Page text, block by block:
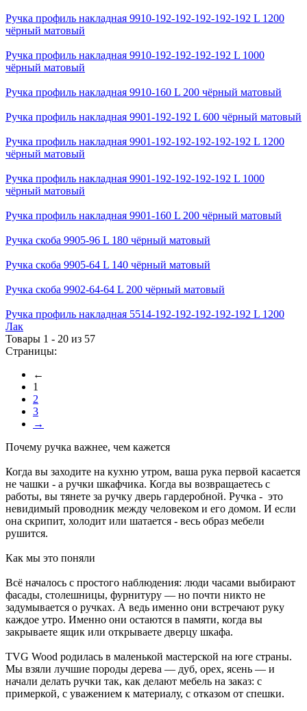
Ручка профиль накладная 9910-192-192-192-192-192 L 1200
чёрный матовый
Ручка профиль накладная 9910-192-192-192-192 L 1000
чёрный матовый
Ручка профиль накладная 9910-160 L 200 чёрный матовый
Ручка профиль накладная 9901-192-192 L 600 чёрный матовый
Ручка профиль накладная 9901-192-192-192-192-192 L 1200
чёрный матовый
Ручка профиль накладная 9901-192-192-192-192 L 1000
чёрный матовый
Ручка профиль накладная 9901-160 L 200 чёрный матовый
Ручка скоба 9905-96 L 180 чёрный матовый
Ручка скоба 9905-64 L 140 чёрный матовый
Ручка скоба 9902-64-64 L 200 чёрный матовый
Ручка профиль накладная 5514-192-192-192-192-192 L 1200
Лак
Товары 1 - 20 из 57
Страницы:
←
1
2
3
→
Почему ручка важнее, чем кажется
Когда вы заходите на кухню утром, ваша рука первой касается
не чашки - а ручки шкафчика. Когда вы возвращаетесь с
работы, вы тянете за ручку дверь гардеробной. Ручка - это
невидимый проводник между человеком и его домом. И если
она скрипит, холодит или шатается - весь образ мебели
рушится.
Как мы это поняли
Всё началось с простого наблюдения: люди часами выбирают
фасады, столешницы, фурнитуру — но почти никто не
задумывается о ручках. А ведь именно они встречают руку
каждое утро. Именно они остаются в памяти, когда вы
закрываете ящик или открываете дверцу шкафа.
TVG Wood родилась в маленькой мастерской на юге страны.
Мы взяли лучшие породы дерева — дуб, орех, ясень — и
начали делать ручки так, как делают мебель на заказ: с
примеркой, с уважением к материалу, с отказом от спешки.